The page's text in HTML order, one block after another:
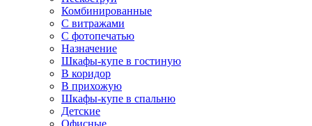
Комбинированные
С витражами
С фотопечатью
Назначение
Шкафы-купе в гостиную
В коридор
В прихожую
Шкафы-купе в спальню
Детские
Офисные